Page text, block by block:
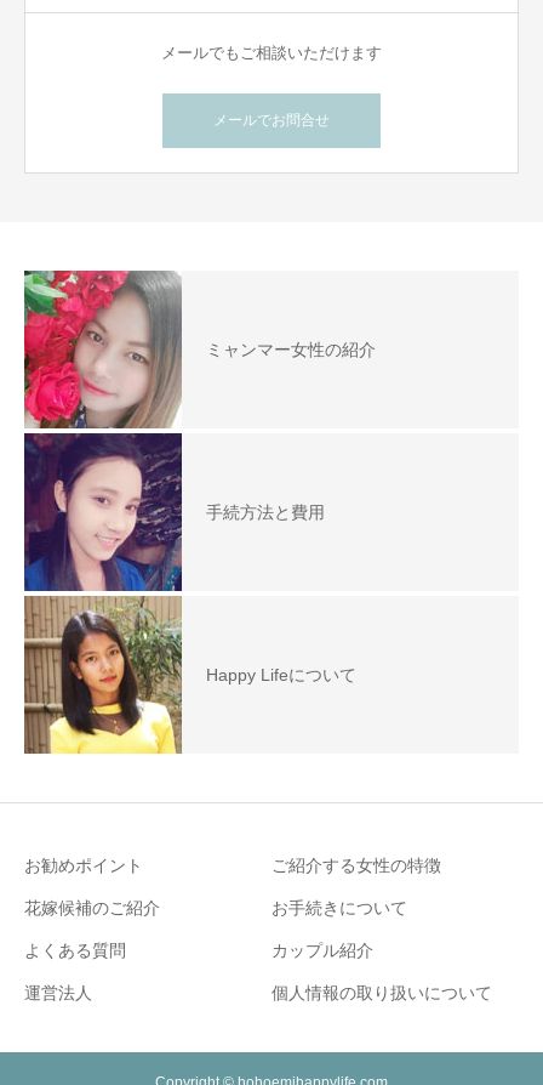
メールでもご相談いただけます
メールでお問合せ
ミャンマー女性の紹介
手続方法と費用
Happy Lifeについて
お勧めポイント ご紹介する女性の特徴
花嫁候補のご紹介 お手続きについて
よくある質問 カップル紹介
運営法人 個人情報の取り扱いについて